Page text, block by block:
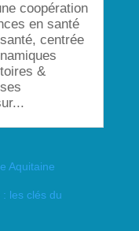
coopération
en santé
centrée
&
Aquitaine
les clés du